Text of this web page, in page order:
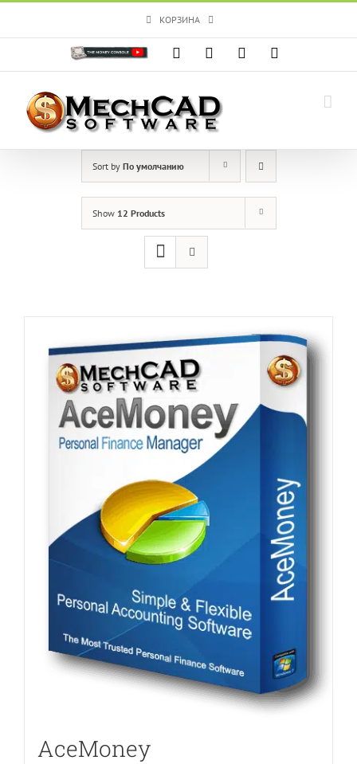
КОРЗИНА
Custom Facebook Instagram
Sort by По умолчанию
Show 12 Products
AceMoney